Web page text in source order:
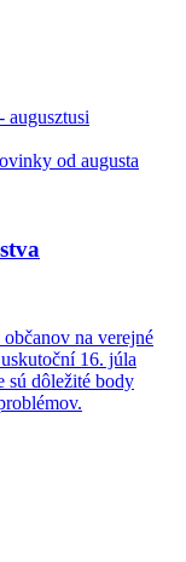
augusztusi
od augusta
na verejné
16. júla
sú dôležité body